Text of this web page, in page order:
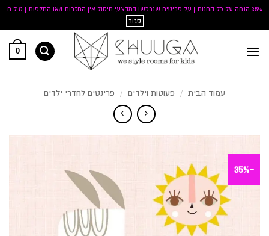
35% הנחה על כל החנות | על פריטים שנרכשו במבצעי חיסול אין החזרות ו/או החלפות | ט.ל.ח
סגור
0
עמוד הבית / פעוטות וילדים / פרינטים לחדרי ילדים
-35%